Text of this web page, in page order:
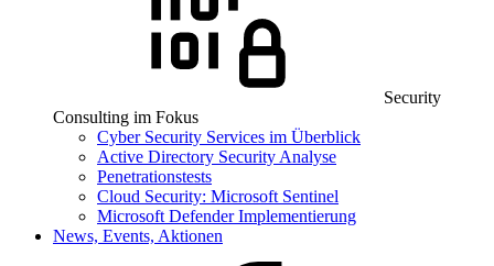
Security
Consulting im Fokus
Cyber Security Services im Überblick
Active Directory Security Analyse
Penetrationstests
Cloud Security: Microsoft Sentinel
Microsoft Defender Implementierung
News, Events, Aktionen